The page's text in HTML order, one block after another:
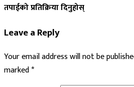
तपाईको प्रतिक्रिया दिनुहोस्
Leave a Reply
Your email address will not be
marked*